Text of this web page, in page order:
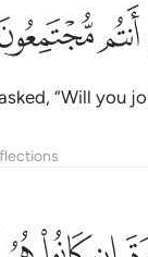
٣٩
٣٩
ﳙ
“Will you
الغالبين ٤٠